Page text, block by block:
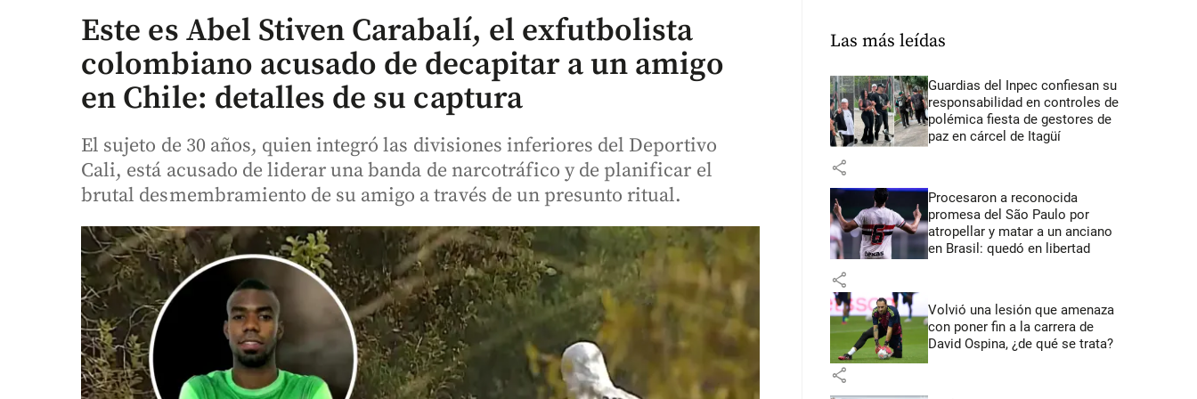
Este es Abel Stiven Carabalí, el exfutbolista
colombiano acusado de decapitar a un amigo
en Chile: detalles de su captura
El sujeto de 30 años, quien integró las divisiones inferiores del Deportivo
Cali, está acusado de liderar una banda de narcotráfico y de planificar el
brutal desmembramiento de su amigo a través de un presunto ritual.
Las más leídas
Guardias del Inpec confiesan su
responsabilidad en controles de
polémica fiesta de gestores de
paz en cárcel de Itagüí
share
Procesaron a reconocida
promesa del São Paulo por
atropellar y matar a un anciano
en Brasil: quedó en libertad
share
Volvió una lesión que amenaza
con poner fin a la carrera de
David Ospina, ¿de qué se trata?
share